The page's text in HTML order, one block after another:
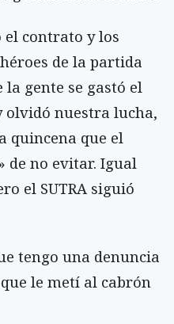
el contrato y los
de la partida
gente se gastó el
olvidó nuestra lucha,
quincena que el
de no evitar. Igual
el SUTRA siguió
tengo una denuncia
le metí al cabrón